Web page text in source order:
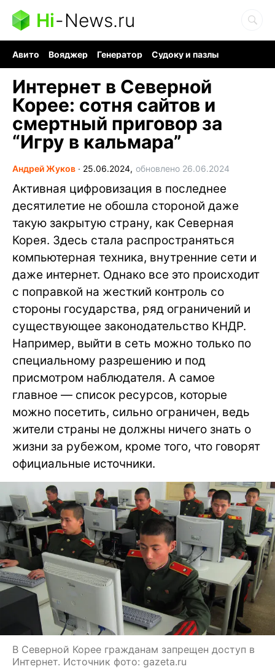
Hi-News.ru
Авито Вояджер Генератор
Судоку и пазлы
Интернет в Северной
Корее: сотня сайтов и
смертный приговор за
“Игру в кальмара”
Андрей Жуков ∙ 25.06.2024, обновлено 26.06.2024
Активная цифровизация в последнее
десятилетие не обошла стороной даже
такую закрытую страну, как Северная
Корея. Здесь стала распространяться
компьютерная техника, внутренние сети и
даже интернет. Однако все это происходит
с поправкой на жесткий контроль со
стороны государства, ряд ограничений и
существующее законодательство КНДР.
Например, выйти в сеть можно только по
специальному разрешению и под
присмотром наблюдателя. А самое
главное — список ресурсов, которые
можно посетить, сильно ограничен, ведь
жители страны не должны ничего знать о
жизни за рубежом, кроме того, что говорят
официальные источники.
В Северной Корее гражданам запрещен доступ в
Интернет. Источник фото: gazeta.ru